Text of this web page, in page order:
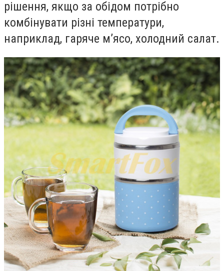
рішення, якщо за обідом потрібно
комбінувати різні температури,
наприклад, гаряче м’ясо, холодний салат.